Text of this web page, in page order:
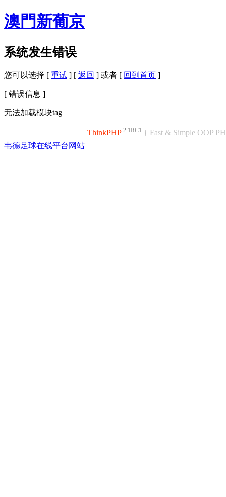
澳門新葡京
系统发生错误
您可以选择 [ 重试 ] [ 返回 ] 或者 [ 回到首页 ]
[ 错误信息 ]
无法加载模块tag
ThinkPHP 2.1RC1 { Fast & Simple OOP
韦德足球在线平台网站